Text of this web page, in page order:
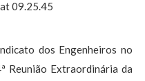
dos Engenheiros no
Reunião Extraordinária da